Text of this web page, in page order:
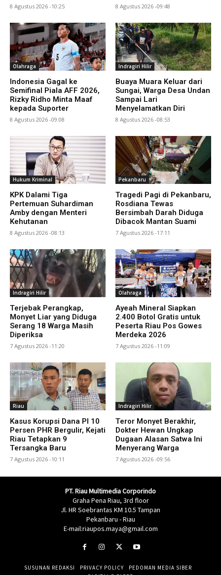
8 Agustus 2026 -10:25 8 Agustus 2026 -09:48
Olahraga
Indonesia Gagal ke
Semifinal Piala AFF 2026,
Rizky Ridho Minta Maaf
kepada Suporter
8 Agustus 2026 -09:08
Indragiri Hilir
Buaya Muara Keluar dari
Sungai, Warga Desa Undan
Sampai Lari
Menyelamatkan Diri
8 Agustus 2026 -08:53
Hukum Kriminal
KPK Dalami Tiga
Pertemuan Suhardiman
Amby dengan Menteri
Kehutanan
8 Agustus 2026 -08:13
Pekanbaru
Tragedi Pagi di Pekanbaru,
Rosdiana Tewas
Bersimbah Darah Diduga
Dibacok Mantan Suami
7 Agustus 2026 -17:11
Indragiri Hilir
Terjebak Perangkap,
Monyet Liar yang Diduga
Serang 18 Warga Masih
Diperiksa
7 Agustus 2026 -11:20
Olahraga
Ayeah Mineral Siapkan
2.400 Botol Gratis untuk
Peserta Riau Pos Gowes
Merdeka 2026
7 Agustus 2026 -11:09
Riau
Kasus Korupsi Dana PI 10
Persen PHR Bergulir, Kejati
Riau Tetapkan 9
Tersangka Baru
7 Agustus 2026 -10:11
Indragiri Hilir
Teror Monyet Berakhir,
Dokter Hewan Ungkap
Dugaan Alasan Satwa Ini
Menyerang Warga
7 Agustus 2026 -09:56
PT. Riau Multimedia Corporindo
Graha Pena Riau, 3rd floor
Jl. HR Soebrantas KM 10.5 Tampan
Pekanbaru - Riau
E-mail:riaupos.maya@gmail.com
SUSUNAN REDAKSI PRIVACY POLICY
PEDOMAN MEDIA SIBER